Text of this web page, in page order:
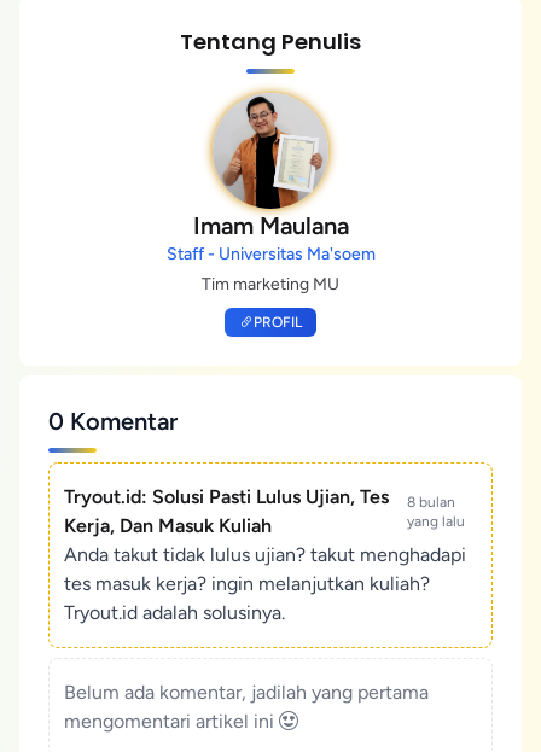
Tentang Penulis
Imam Maulana
Staff - Universitas Ma'soem
Tim marketing MU
PROFIL
0 Komentar
Tryout.id: Solusi Pasti Lulus Ujian, Tes
Kerja, Dan Masuk Kuliah
8 bulan
yang lalu
Anda takut tidak lulus ujian? takut menghadapi
tes masuk kerja? ingin melanjutkan kuliah?
Tryout.id adalah solusinya.
Belum ada komentar, jadilah yang pertama
mengomentari artikel ini